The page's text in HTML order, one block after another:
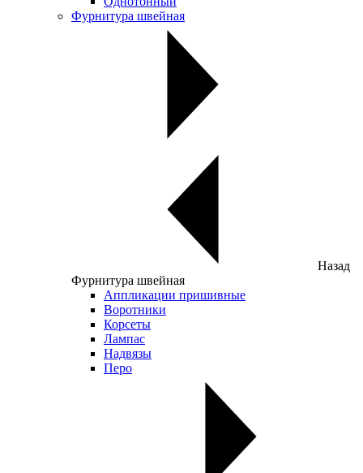
Фурнитура швейная
Назад
Фурнитура швейная
Аппликации пришивные
Воротники
Корсеты
Лампас
Надвязы
Перо